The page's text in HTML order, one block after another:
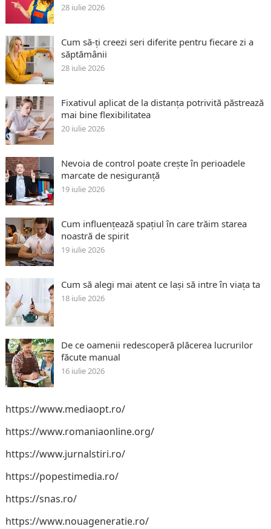
28 iulie 2026
Cum să-ți creezi seri diferite pentru fiecare zi a
săptămânii
28 iulie 2026
Fixativul aplicat de la distanța potrivită păstrează
mai bine flexibilitatea
20 iulie 2026
Nevoia de control poate crește în perioadele
marcate de nesiguranță
19 iulie 2026
Cum influențează spațiul în care trăim starea
noastră de spirit
19 iulie 2026
Cum să alegi mai atent ce lași să intre în viața ta
18 iulie 2026
De ce oamenii redescoperă plăcerea lucrurilor
făcute manual
16 iulie 2026
https://www.mediaopt.ro/
https://www.romaniaonline.org/
https://www.jurnalstiri.ro/
https://popestimedia.ro/
https://snas.ro/
https://www.nouageneratie.ro/